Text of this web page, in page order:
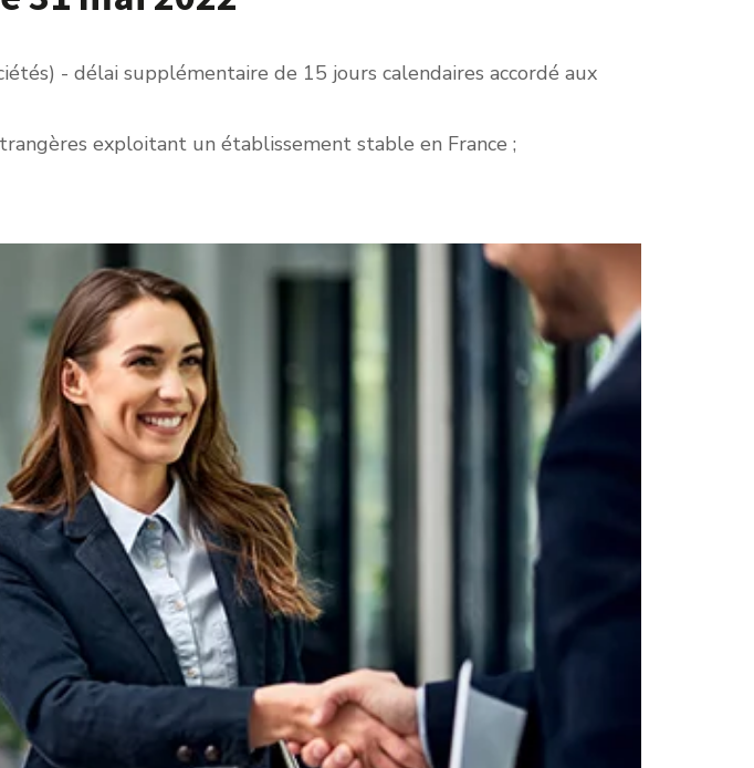
- délai supplémentaire de 15 jours calendaires accordé aux
exploitant un établissement stable en France ;